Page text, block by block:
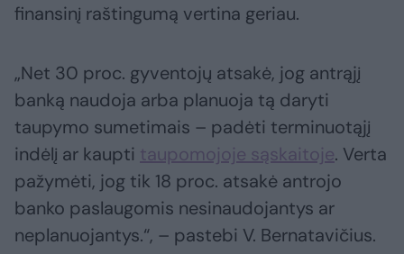
finansinį raštingumą vertina geriau.
„Net 30 proc. gyventojų atsakė, jog antrąjį
banką naudoja arba planuoja tą daryti
taupymo sumetimais – padėti terminuotąjį
indėlį ar kaupti taupomojoje sąskaitoje. Verta
pažymėti, jog tik 18 proc. atsakė antrojo
banko paslaugomis nesinaudojantys ar
neplanuojantys.“, – pastebi V. Bernatavičius.